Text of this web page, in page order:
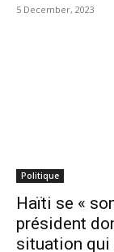
5 December, 2023
Politique
Haïti se «
président
situation qui